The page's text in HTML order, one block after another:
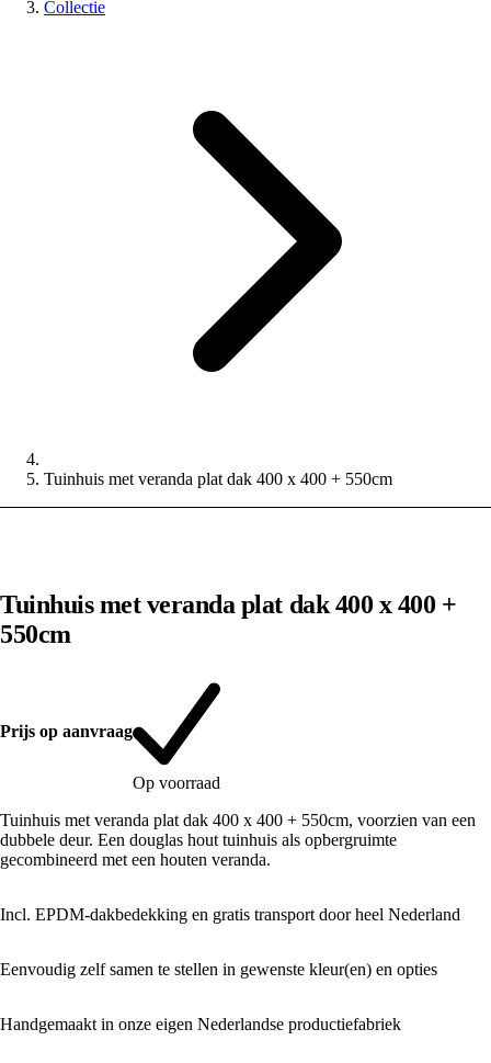
Collectie
Tuinhuis met veranda plat dak 400 x 400 + 550cm
Tuinhuis met veranda plat dak 400 x 400 +
550cm
Prijs op aanvraag
Op voorraad
Tuinhuis met veranda plat dak 400 x 400 + 550cm, voorzien van een
dubbele deur. Een douglas hout tuinhuis als opbergruimte
gecombineerd met een houten veranda.
Incl. EPDM-dakbedekking en gratis transport door heel Nederland
Eenvoudig zelf samen te stellen in gewenste kleur(en) en opties
Handgemaakt in onze eigen Nederlandse productiefabriek